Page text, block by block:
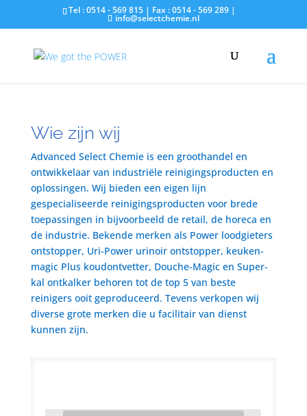
Tel : 0514 - 569 815 | Fax : 0514 - 569 289 |
info@selectchemie.nl
Wie zijn wij
Advanced Select Chemie is een groothandel en
ontwikkelaar van industriële reinigingsproducten en
oplossingen. Wij bieden een eigen lijn
gespecialiseerde reinigingsproducten voor brede
toepassingen in bijvoorbeeld de retail, de horeca en
de industrie. Bekende merken als Power loodgieters
ontstopper, Uri-Power urinoir ontstopper, keuken-
magic Plus koudontvetter, Douche-Magic en Super-
kal ontkalker behoren tot de top 5 van beste
reinigers ooit geproduceerd. Tevens verkopen wij
diverse grote merken die u facilitair van dienst
kunnen zijn.